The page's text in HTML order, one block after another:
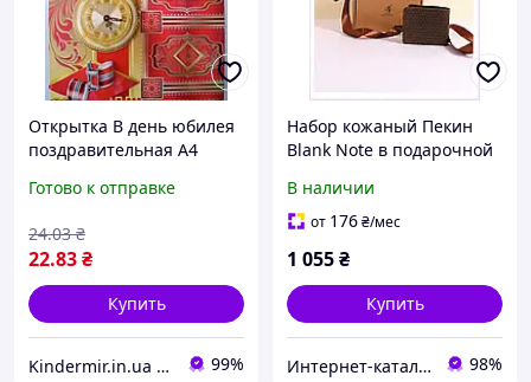
Открытка В день юбилея
поздравительная А4
Готово к отправке
22.83₴
24.03 ₴
Купить
Kindermir.in.ua интернет-магазин 99%
Набор кожаный Пекин
Blank Note в подарочной
8458TA5X71
В наличии
от 176₴/мес
1 055₴
Купить
Интер​нет-ка​та​лог с​ки​​док "ZAKAZ!K" 98%